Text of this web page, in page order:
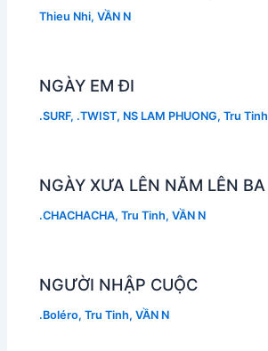
Thieu Nhi,VẦN N
NGÀY EM ĐI
.SURF, .TWIST, NS LAM PHUONG,Tru Tinh
NGÀY XƯA LÊN NĂM LÊN BA
.CHACHACHA,Tru Tinh,VẦN N
NGƯỜI NHẬP CUỘC
.Boléro,Tru Tinh,VẦN N